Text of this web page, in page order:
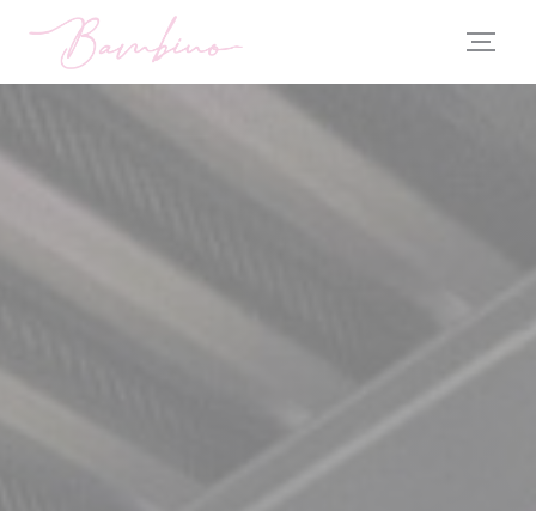
Personnalisation de vos choix en matière de cookies